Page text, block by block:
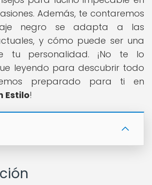
Además, te contaremos
negro se adapta a las
y cómo puede ser una
tu personalidad. ¡No te lo
leyendo para descubrir todo
preparado para ti en
Estilo!